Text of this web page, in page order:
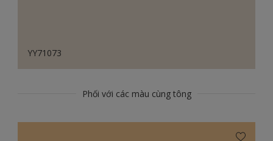
YY71073
Phối với các màu cùng tông